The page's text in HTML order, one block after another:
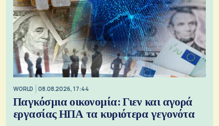
WORLD 08.08.2026, 17:44
Παγκόσμια οικονομία: Γιεν και αγορά
εργασίας ΗΠΑ τα κυριότερα γεγονότα